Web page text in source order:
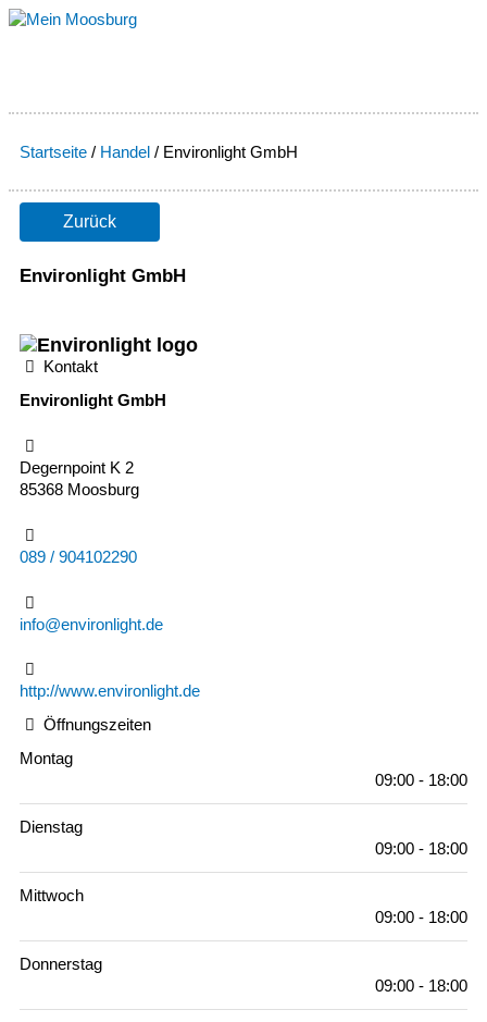
Zum
Inhalt
Startseite / Handel / Environlight GmbH
Environlight GmbH
Zurück
Kontakt
Environlight GmbH
Degernpoint K 2
85368 Moosburg
089 / 904102290
info@environlight.de
http://www.environlight.de
Öffnungszeiten
Montag
09:00 - 18:00
Dienstag
09:00 - 18:00
Mittwoch
09:00 - 18:00
Donnerstag
09:00 - 18:00